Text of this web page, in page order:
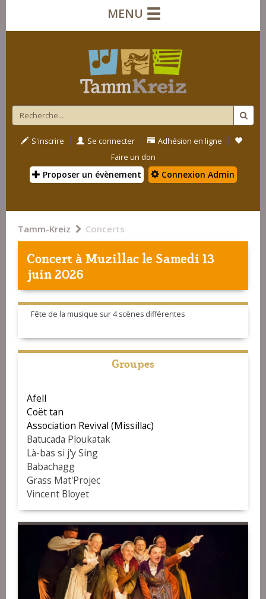
MENU
S'inscrire | Se connecter | Adhésion en ligne |
Faire un don
Proposer un évènement Connexion Admin
Tamm-Kreiz Concerts
Concert àMuzillacle Samedi 13
juin 2026
Fête de la musique sur 4 scènes différentes
Groupes
Afell
Coët tan
Association Revival (Missillac)
Batucada Ploukatak
Là-bas si j'y Sing
Babachagg
Grass Mat'Projec
Vincent Bloyet